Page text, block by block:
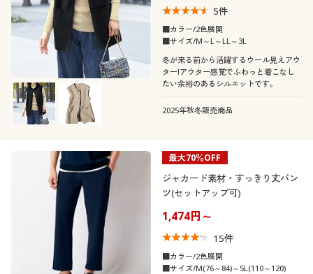
5件
■カラー/2色展開
■サイズ/M～L～LL～3L
冬が来る前から活躍するウール見えアウ
ター!アウター感覚でふわっと着こなし
たい余裕のあるシルエットです。
2025年秋冬販売商品
最大70％OFF
ジャカード素材・すっきり丈パン
ツ(セットアップ可)
1,474円～
15件
■カラー/2色展開
■サイズ/M(76～84)～5L(110～120)